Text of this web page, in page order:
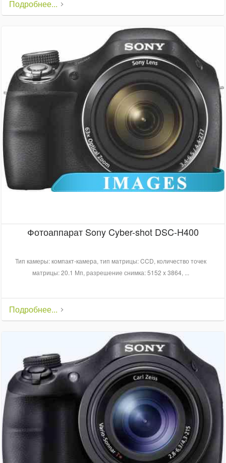
Подробнее...
Фотоаппарат Sony Cyber-shot DSC-H400
Тип камеры: компакт-камера, тип матрицы: CCD, количество точек
матрицы: 20.1 Мп, разрешение снимка: 5152 x 3864, ...
Подробнее...